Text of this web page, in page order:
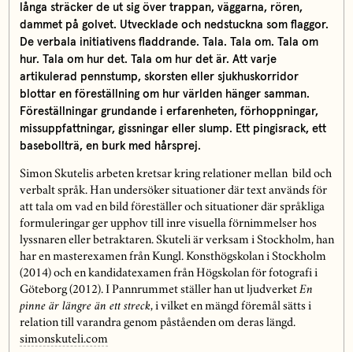
långa sträcker de ut sig över trappan, väggarna, rören,
dammet på golvet. Utvecklade och nedstuckna som flaggor.
De verbala initiativens fladdrande. Tala. Tala om. Tala om
hur. Tala om hur det. Tala om hur det är. Att varje
artikulerad pennstump, skorsten eller sjukhuskorridor
blottar en föreställning om hur världen hänger samman.
Föreställningar grundande i erfarenheten, förhoppningar,
missuppfattningar, gissningar eller slump. Ett pingisrack, ett
basebollträ, en burk med hårsprej.
Simon Skutelis arbeten kretsar kring relationer mellan bild och
verbalt språk. Han undersöker situationer där text används för
att tala om vad en bild föreställer och situationer där språkliga
formuleringar ger upphov till inre visuella förnimmelser hos
lyssnaren eller betraktaren. Skuteli är verksam i Stockholm, han
har en masterexamen från Kungl. Konsthögskolan i Stockholm
(2014) och en kandidatexamen från Högskolan för fotografi i
Göteborg (2012). I Pannrummet ställer han ut ljudverket En
pinne är längre än ett streck, i vilket en mängd föremål sätts i
relation till varandra genom påståenden om deras längd.
simonskuteli.com